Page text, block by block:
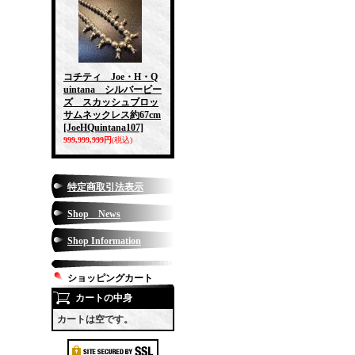
コチティ Joe・H・Q
uintana シルバービー
ズ スカッシュブロッ
サムネックレス約67cm
[JoeHQuintana107]
999,999,999円(税込)
特定商取引法表示
Shop News
Shop Information
ショッピングカート
カートの中身
カートは空です。